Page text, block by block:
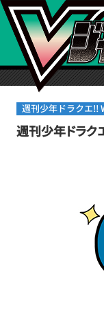
週刊少年ドラクエ!!
週刊少年ドラ